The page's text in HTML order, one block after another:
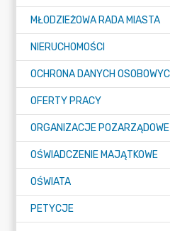
MŁODZIEŻOWA RADA MIASTA
NIERUCHOMOŚCI
OFERTY PRACY
ORGANIZACJE POZARZĄDOWE
OŚWIADCZENIE MAJĄTKOWE
OŚWIATA
PETYCJE